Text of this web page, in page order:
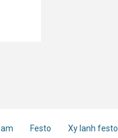
Festo Xy lanh festo